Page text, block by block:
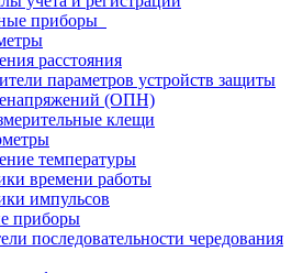
приборы
расстояния
параметров устройств защиты
(ОПН)
клещи
температуры
времени работы
импульсов
приборы
последовательности чередования